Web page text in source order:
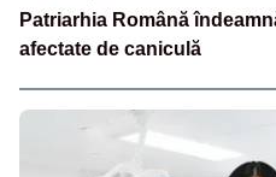
Patriarhia Română
afectate de caniculă